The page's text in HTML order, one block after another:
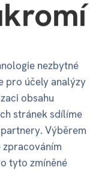
nezbytné
pro účely analýzy
obsahu
stránek sdílíme
Výběrem
zpracováním
tyto zmíněné